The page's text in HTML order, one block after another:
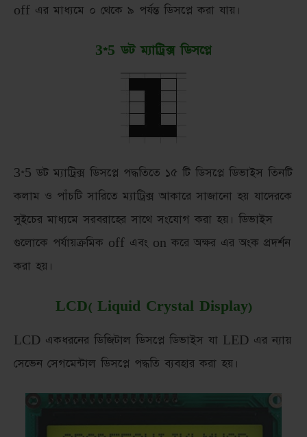
off এর মাধ্যমে ০ থেকে ৯ পর্যন্ত ডিসপ্লে করা যায়।
3*5 ডট ম্যাট্রিক্স ডিসপ্লে
3*5 ডট ম্যাট্রিক্স ডিসপ্লে পদ্ধতিতে ১৫ টি ডিসপ্লে ডিভাইস তিনটি
কলাম ও পাঁচটি সারিতে ম্যাট্রিক্স আকারে সাজানো হয় যাদেরকে
সুইচের মাধ্যমে সরবরাহের সাথে সংযোগ করা হয়। ডিভাইস
গুলোকে পর্যায়ক্রমিক off এবং on করে অক্ষর এর অংক প্রদর্শন
করা হয়।
LCD( Liquid Crystal Display)
LCD একধরনের ডিজিটাল ডিসপ্লে ডিভাইস যা LED এর ন্যায়
সেভেন সেগমেন্টাল ডিসপ্লে পদ্ধতি ব্যবহার করা হয়।